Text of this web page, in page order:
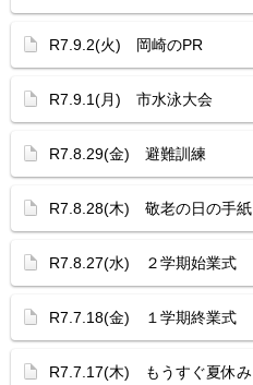
R7.9.2(火) 岡崎のPR
R7.9.1(月) 市水泳大会
R7.8.29(金) 避難訓練
R7.8.28(木) 敬老の日の手紙
R7.8.27(水) ２学期始業式
R7.7.18(金) １学期終業式
R7.7.17(木) もうすぐ夏休み